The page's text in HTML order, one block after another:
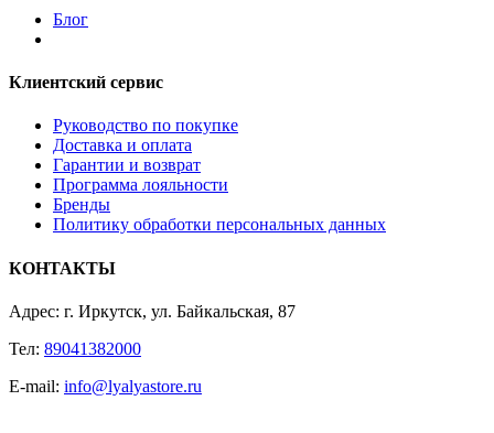
Блог
Клиентский сервис
Руководство по покупке
Доставка и оплата
Гарантии и возврат
Программа лояльности
Бренды
Политику обработки персональных данных
КОНТАКТЫ
Адрес: г. Иркутск, ул. Байкальская, 87
Тел: 89041382000
E-mail: info@lyalyastore.ru